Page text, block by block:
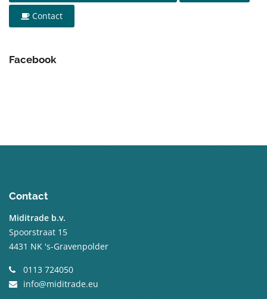
Contact
Facebook
Contact
Miditrade b.v.
Spoorstraat 15
4431 NK 's-Gravenpolder
0113 724050
info@miditrade.eu